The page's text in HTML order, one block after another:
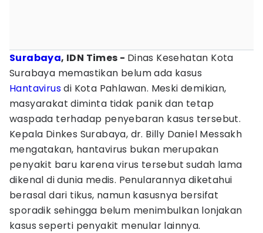
Surabaya, IDN Times - Dinas Kesehatan Kota
Surabaya memastikan belum ada kasus
Hantavirusdi Kota Pahlawan. Meski demikian,
masyarakat diminta tidak panik dan tetap
waspada terhadap penyebaran kasus tersebut.
Kepala Dinkes Surabaya, dr. Billy Daniel Messakh
mengatakan, hantavirus bukan merupakan
penyakit baru karena virus tersebut sudah lama
dikenal di dunia medis. Penularannya diketahui
berasal dari tikus, namun kasusnya bersifat
sporadik sehingga belum menimbulkan lonjakan
kasus seperti penyakit menular lainnya.